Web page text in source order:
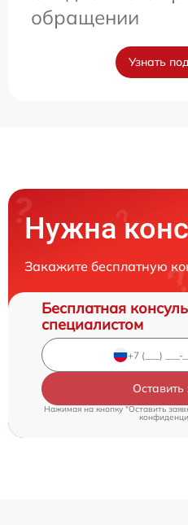
обращении
Узнать
Нужна
Закажите бесплатную
Бесплатная
специалистом
Оставить
Нажимая на кнопку "Оставить